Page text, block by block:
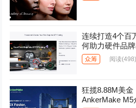
连续打造4个百
何助力硬件品
众筹 阅读(498)
狂揽8.88M美
AnkerMake M5